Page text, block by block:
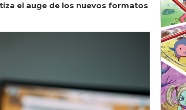
el auge de los nuevos formatos